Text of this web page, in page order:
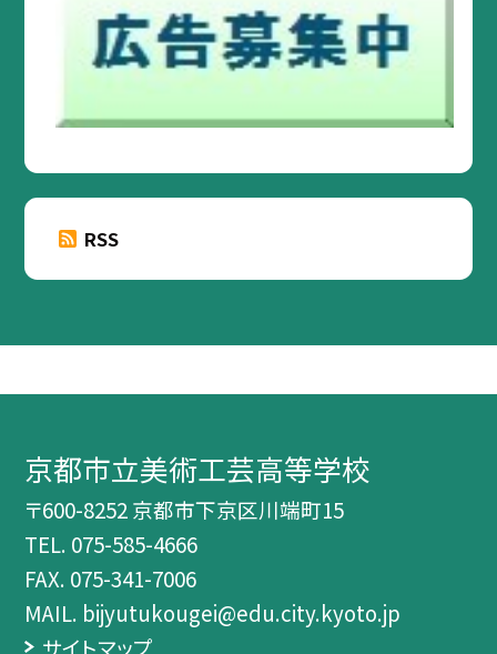
RSS
京都市立美術工芸高等学校
〒600-8252 京都市下京区川端町15
TEL. 075-585-4666
FAX. 075-341-7006
MAIL. bijyutukougei@edu.city.kyoto.jp
サイトマップ